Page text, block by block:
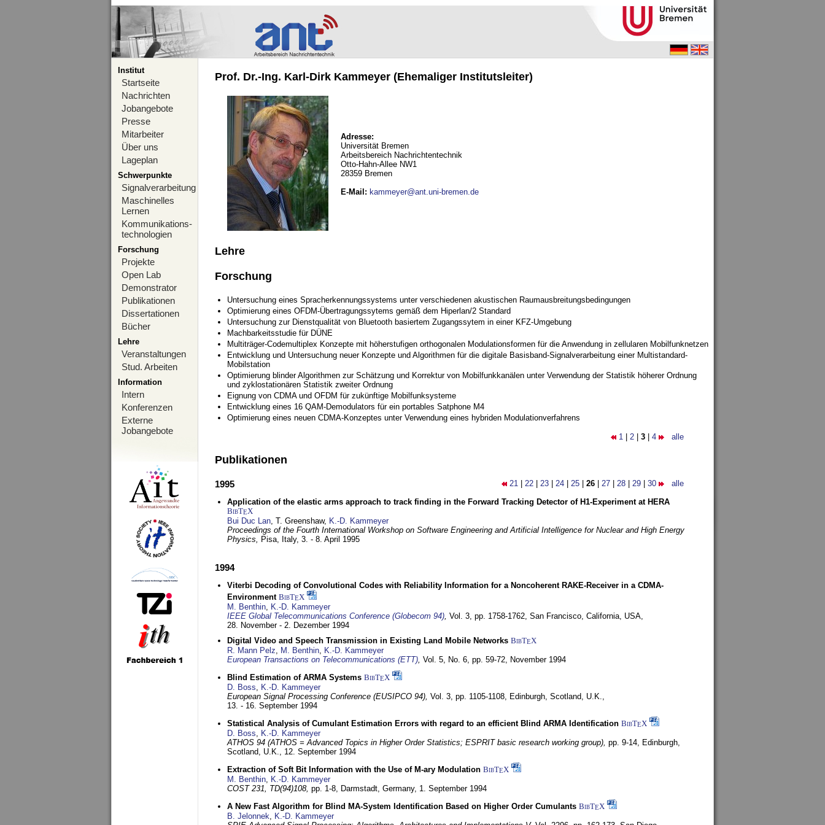
Institut
Startseite
Nachrichten
Jobangebote
Presse
Mitarbeiter
Über uns
Lageplan
Schwerpunkte
Signalverarbeitung
Maschinelles
Lernen
Kommunikations-
technologien
Forschung
Projekte
Open Lab
Demonstrator
Publikationen
Dissertationen
Bücher
Lehre
Veranstaltungen
Stud. Arbeiten
Information
Intern
Konferenzen
Externe
Jobangebote
Prof. Dr.-Ing. Karl-Dirk Kammeyer (Ehemaliger Institutsleiter)
Adresse:
Universität Bremen
Arbeitsbereich Nachrichtentechnik
Otto-Hahn-Allee NW1
28359 Bremen
E-Mail : kammeyer@ant.uni-bremen.de
Lehre
Forschung
Untersuchung eines Spracherkennungssystems unter verschiedenen akustischen Raumausbreitungsbedingungen
Optimierung eines OFDM-Übertragungssytems gemäß dem Hiperlan/2 Standard
Untersuchung zur Dienstqualität von Bluetooth basiertem Zugangssytem in einer KFZ-Umgebung
Machbarkeitsstudie für DÜNE
Multiträger-Codemultiplex Konzepte mit höherstufigen orthogonalen Modulationsformen für die Anwendung in zellularen Mobilfunknetzen
Entwicklung und Untersuchung neuer Konzepte und Algorithmen für die digitale Basisband-Signalverarbeitung einer Multistandard-
Mobilstation
Optimierung blinder Algorithmen zur Schätzung und Korrektur von Mobilfunkkanälen unter Verwendung der Statistik höherer Ordnung
und zyklostationären Statistik zweiter Ordnung
Eignung von CDMA und OFDM für zukünftige Mobilfunksysteme
Entwicklung eines 16 QAM-Demodulators für ein portables Satphone M4
Optimierung eines neuen CDMA-Konzeptes unter Verwendung eines hybriden Modulationverfahrens
1 2 3 4 alle
Publikationen
21 22 23 24 25 26 27 28 29 30 alle
1995
Application of the elastic arms approach to track finding in the Forward Tracking Detector of H1-Experiment at HERA
BibTEX
Bui Duc Lan, T. Greenshaw, K.-D. Kammeyer
Proceedings of the Fourth International Workshop on Software Engineering and Artificial Intelligence for Nuclear and High Energy
Physics, Pisa, Italy, 3. - 8. April 1995
1994
Viterbi Decoding of Convolutional Codes with Reliability Information for a Noncoherent RAKE-Receiver in a CDMA-
Environment BibTEX
M. Benthin, K.-D. Kammeyer
IEEE Global Telecommunications Conference (Globecom 94), Vol. 3, pp. 1758-1762, San Francisco, California, USA,
28. November - 2. Dezember 1994
Digital Video and Speech Transmission in Existing Land Mobile Networks BibTEX
R. Mann Pelz, M. Benthin, K.-D. Kammeyer
European Transactions on Telecommunications (ETT), Vol. 5, No. 6, pp. 59-72, November 1994
Blind Estimation of ARMA Systems BibTEX
D. Boss, K.-D. Kammeyer
European Signal Processing Conference (EUSIPCO 94), Vol. 3, pp. 1105-1108, Edinburgh, Scotland, U.K.,
13. - 16. September 1994
Statistical Analysis of Cumulant Estimation Errors with regard to an efficient Blind ARMA Identification BibTEX
D. Boss, K.-D. Kammeyer
ATHOS 94 (ATHOS = Advanced Topics in Higher Order Statistics; ESPRIT basic research working group), pp. 9-14, Edinburgh,
Scotland, U.K., 12. September 1994
Extraction of Soft Bit Information with the Use of M-ary Modulation BibTEX
M. Benthin, K.-D. Kammeyer
COST 231, TD(94)108, pp. 1-8, Darmstadt, Germany, 1. September 1994
A New Fast Algorithm for Blind MA-System Identification Based on Higher Order Cumulants BibTEX
B. Jelonnek, K.-D. Kammeyer